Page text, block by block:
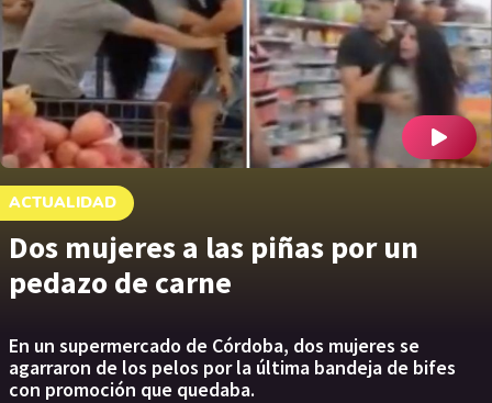
ACTUALIDAD
Dos mujeres a las piñas por un
pedazo de carne
En un supermercado de Córdoba, dos mujeres se
agarraron de los pelos por la última bandeja de bifes
con promoción que quedaba.